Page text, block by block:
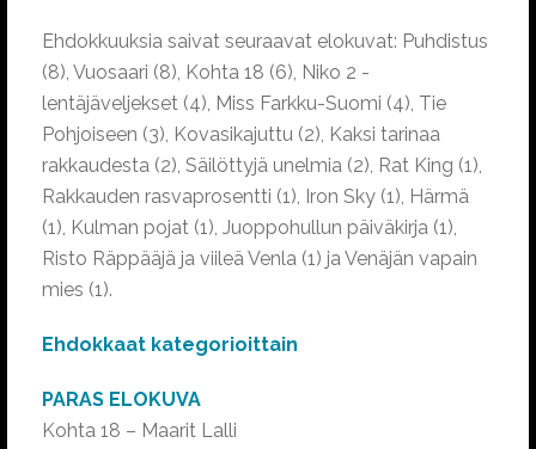
Ehdokkuuksia saivat seuraavat elokuvat: Puhdistus
(8), Vuosaari (8), Kohta 18 (6), Niko 2 -
lentäjäveljekset (4), Miss Farkku-Suomi (4), Tie
Pohjoiseen (3), Kovasikajuttu (2), Kaksi tarinaa
rakkaudesta (2), Säilöttyjä unelmia (2), Rat King (1),
Rakkauden rasvaprosentti (1), Iron Sky (1), Härmä
(1), Kulman pojat (1), Juoppohullun päiväkirja (1),
Risto Räppääjä ja viileä Venla (1) ja Venäjän vapain
mies (1).
Ehdokkaat kategorioittain
PARAS ELOKUVA
Kohta 18 – Maarit Lalli